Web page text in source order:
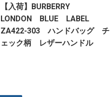
【入荷】BURBERRY
LONDON BLUE LABEL
ZA422-303 ハンドバッグ チ
ェック柄 レザーハンドル